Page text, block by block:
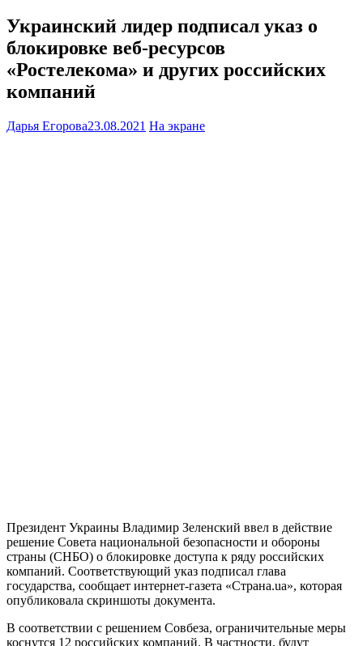
Украинский лидер подписал указ о
блокировке веб-ресурсов
«Ростелекома» и других российских
компаний
Дарья Егорова23.08.2021 На экране
Президент Украины Владимир Зеленский ввел в действие
решение Совета национальной безопасности и обороны
страны (СНБО) о блокировке доступа к ряду российских
компаний. Соответствующий указ подписал глава
государства, сообщает интернет-газета «Страна.ua», которая
опубликовала скриншоты документа.
В соответствии с решением Совбеза, ограничительные меры
коснутся 12 российских компаний. В частности, будут